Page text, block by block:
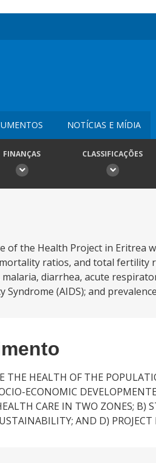
NOTÍCIAS E MÍDIA
FINANÇAS CLASSIFICAÇÕES
of the Health Project in Eritrea
ratios, and total fertility
diarrhea, acute
(AIDS); and
THE HEALTH OF THE
ECONOMIC
CARE IN TWO ZONES; B)
AND D)